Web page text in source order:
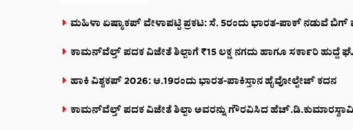
ಮಹಿಳಾ ಏಷ್ಯಾಕಪ್ ವೇಳಾಪಟ್ಟಿ ಪ್ರಕಟ: ಸೆ. 5ರಂದು ಭಾರತ-ಪಾಕ್‌ ನಡುವೆ ಬಿಗ್
ಕಾಮನ್‌ವೆಲ್ತ್ ಪದಕ ವಿಜೇತೆ ಶಿಲ್ಪಾಗೆ ₹15 ಲಕ್ಷ ನಗದು ಹಾಗೂ ಸರ್ಕಾರಿ ಹುದ್ದೆ
ಹಾಕಿ ವಿಶ್ವಕಪ್ 2026: ಆ.19ರಂದು ಭಾರತ-ಪಾಕಿಸ್ತಾನ ಹೈವೋಲ್ಟೇಜ್ ಕದನ
ಕಾಮನ್‌ವೆಲ್ತ್ ಪದಕ ವಿಜೇತೆ ಶಿಲ್ಪಾ ಅವರನ್ನು ಗೌರವಿಸಿದ